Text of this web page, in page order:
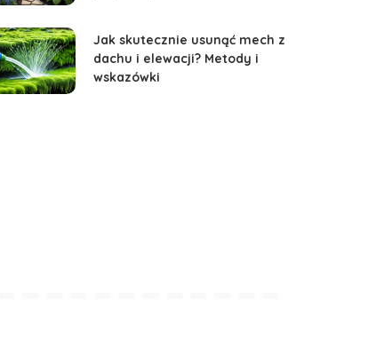
Jak skutecznie usunąć mech z
dachu i elewacji? Metody i
wskazówki